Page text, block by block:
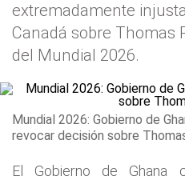
extremadamente
Canadá sobre Thomas
del Mundial 2026.
Mundial 2026: Gobierno de
revocar decisión sobre
El Gobierno de Ghana